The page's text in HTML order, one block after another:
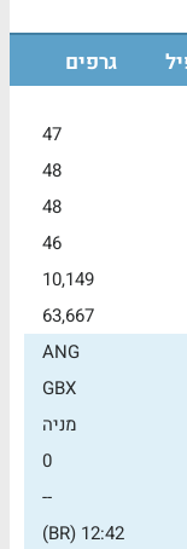
גרפים
47
48
48
46
10,149
63,667
ANG
GBX
מניה
0
--
12:42 (BR)